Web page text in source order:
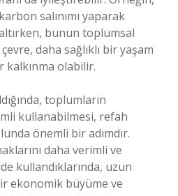
salınımı yaparak
bunun toplumsal
daha sağlıklı bir yaşam
olabilir.
toplumların
kullanabilmesi, refah
önemli bir adımdır.
daha verimli ve
kullandıklarında, uzun
ekonomik büyüme ve